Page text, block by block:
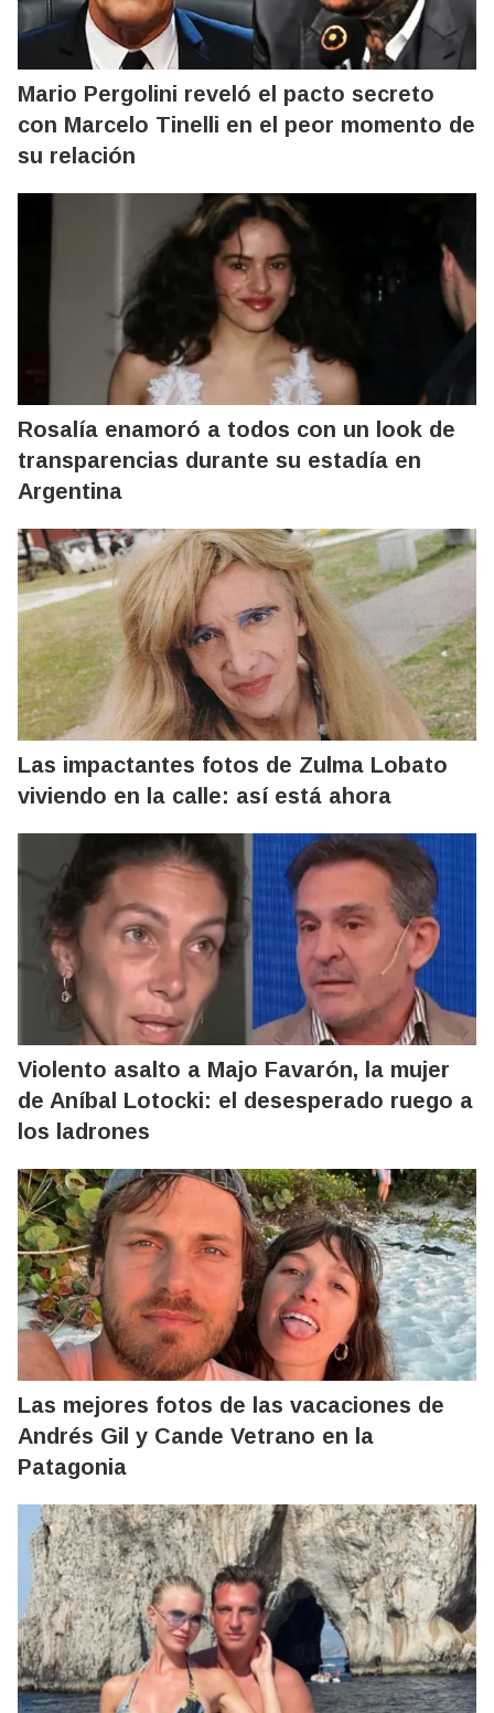
Mario Pergolini reveló el pacto secreto
con Marcelo Tinelli en el peor momento de
su relación
Rosalía enamoró a todos con un look de
transparencias durante su estadía en
Argentina
Las impactantes fotos de Zulma Lobato
viviendo en la calle: así está ahora
Violento asalto a Majo Favarón, la mujer
de Aníbal Lotocki: el desesperado ruego a
los ladrones
Las mejores fotos de las vacaciones de
Andrés Gil y Cande Vetrano en la
Patagonia